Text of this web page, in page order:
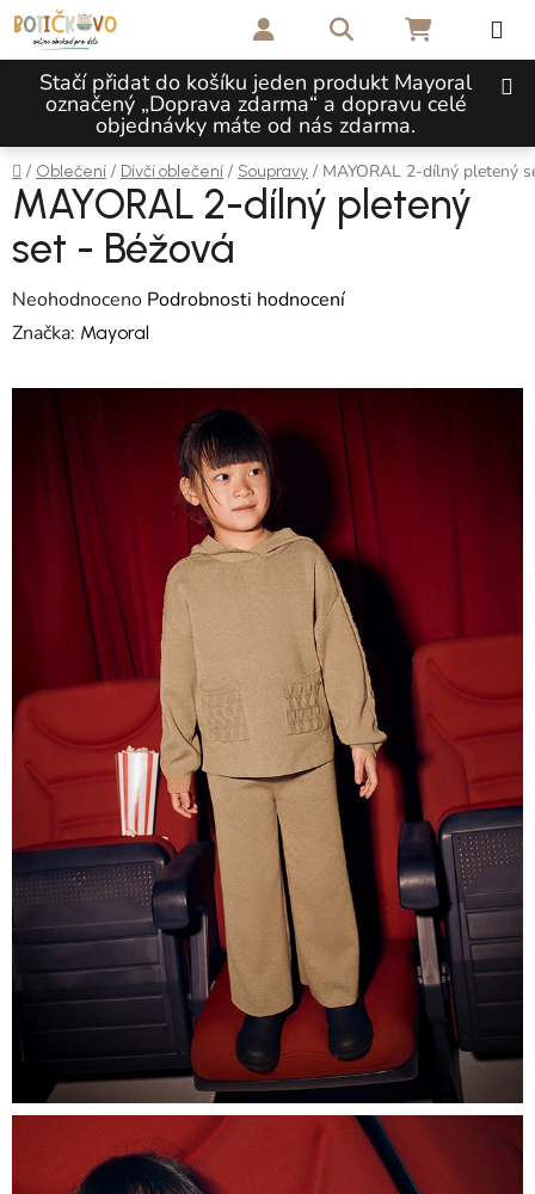
Přejít na obsah
Stačí přidat do košíku jeden produkt Mayoral
označený „Doprava zdarma“ a dopravu celé
objednávky máte od nás zdarma.
Hledat NÁKUPNÍ
Domů
/ Oblečení / Dívčí oblečení / Soupravy / MAYORAL 2-dílný pletený
MAYORAL 2-dílný pletený
set - Béžová
Průměrné hodnocení produktu je 0,0 z 5 hvězdiček.
Neohodnoceno Podrobnosti hodnocení
Značka: Mayoral